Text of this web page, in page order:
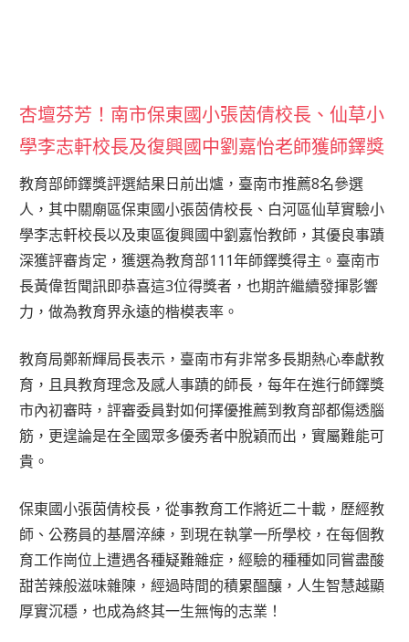
杏壇芬芳！南市保東國小張茵倩校長、仙草小
學李志軒校長及復興國中劉嘉怡老師獲師鐸獎
教育部師鐸獎評選結果日前出爐，臺南市推薦8名參選
人，其中關廟區保東國小張茵倩校長、白河區仙草實驗小
學李志軒校長以及東區復興國中劉嘉怡教師，其優良事蹟
深獲評審肯定，獲選為教育部111年師鐸獎得主。臺南市
長黃偉哲聞訊即恭喜這3位得獎者，也期許繼續發揮影響
力，做為教育界永遠的楷模表率。
教育局鄭新輝局長表示，臺南市有非常多長期熱心奉獻教
育，且具教育理念及感人事蹟的師長，每年在進行師鐸獎
市內初審時，評審委員對如何擇優推薦到教育部都傷透腦
筋，更遑論是在全國眾多優秀者中脫穎而出，實屬難能可
貴。
保東國小張茵倩校長，從事教育工作將近二十載，歷經教
師、公務員的基層淬練，到現在執掌一所學校，在每個教
育工作崗位上遭遇各種疑難雜症，經驗的種種如同嘗盡酸
甜苦辣般滋味雜陳，經過時間的積累醞釀，人生智慧越顯
厚實沉穩，也成為終其一生無悔的志業！